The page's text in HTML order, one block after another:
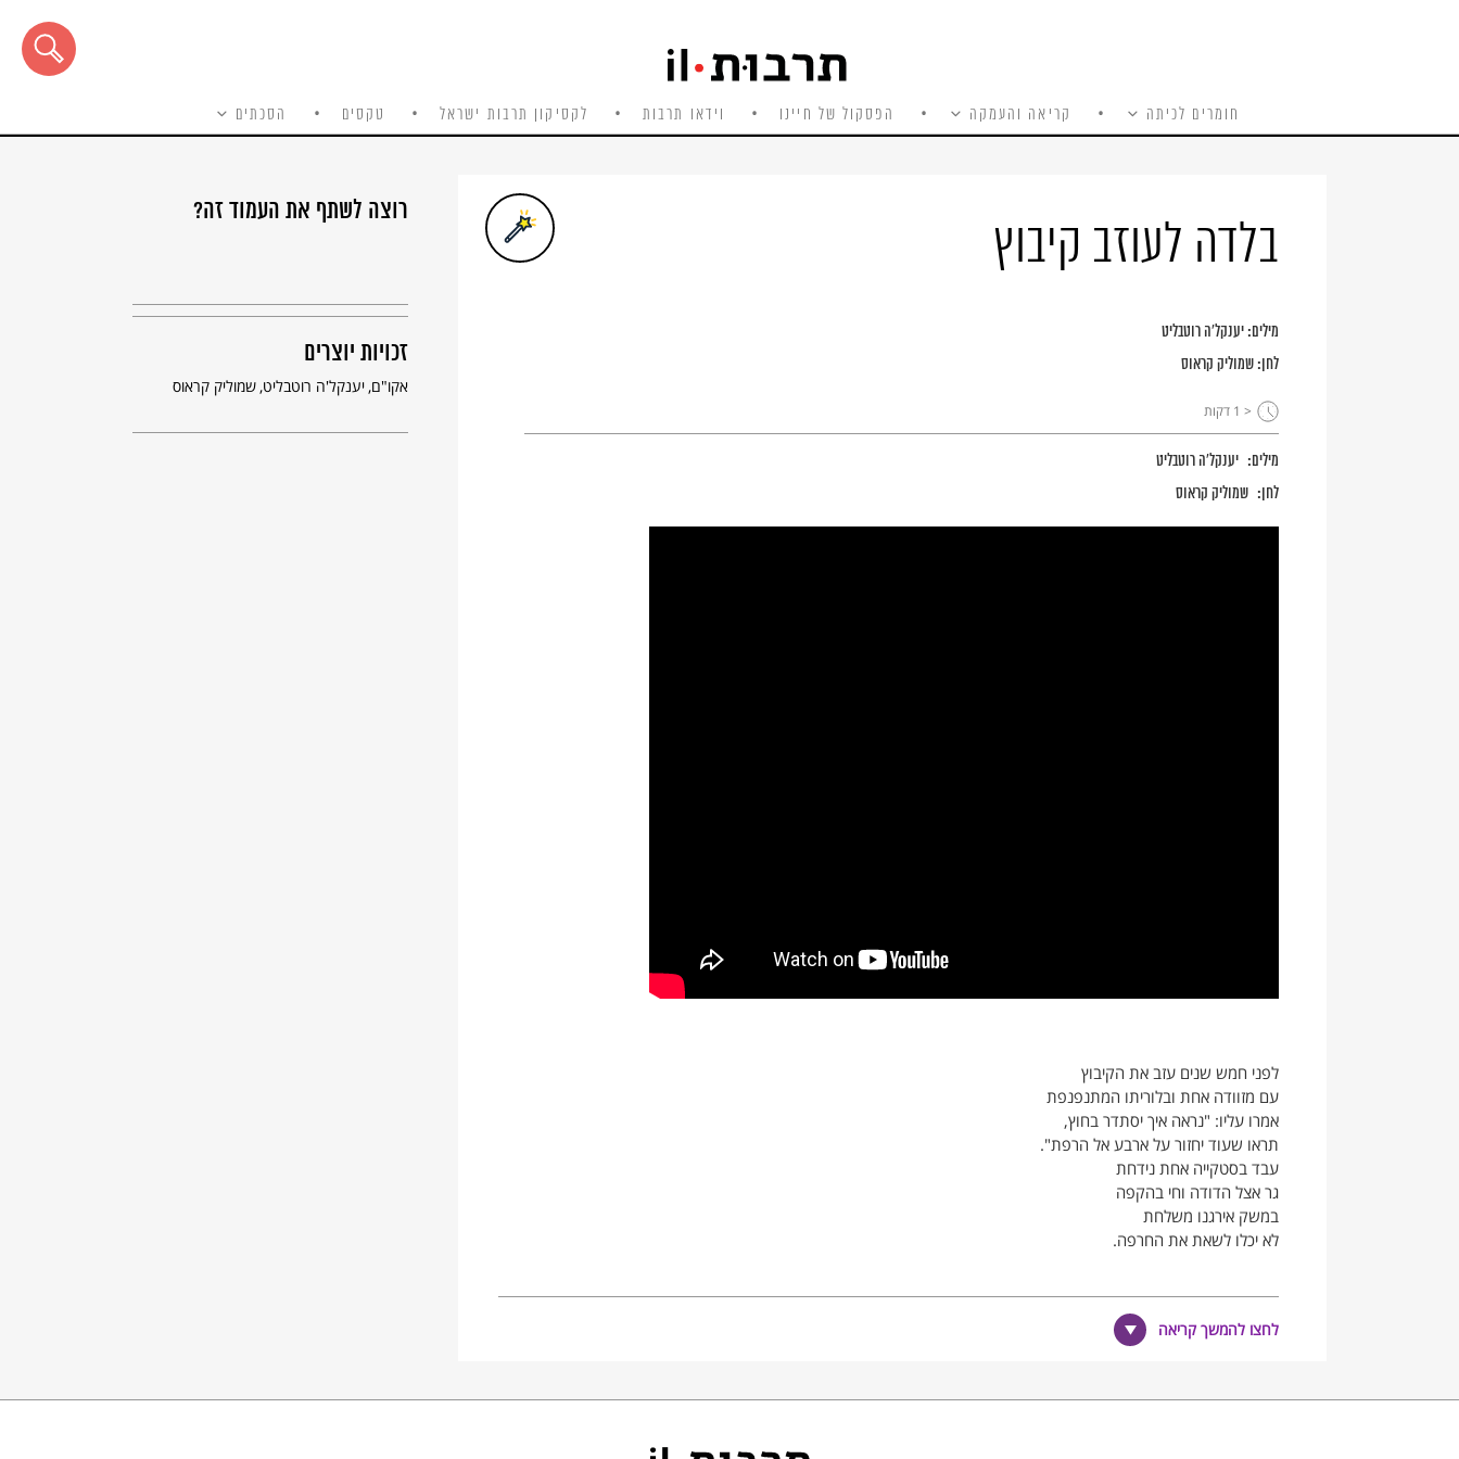
חומרים לכיתה קריאה והעמקה הפסקול של חיינו וידאו תרבות לקסיקון תרבות ישראל טקסים הסכתים
בלדה לעוזב קיבוץ
מילים:יענקל'ה רוטבליט
לחן:שמוליק קראוס
< 1 דקות
מילים: יענקל'ה רוטבליט
לחן: שמוליק קראוס
לפני חמש שנים עזב את הקיבוץ
עם מזוודה אחת ובלוריתו המתנפנפת
אמרו עליו: "נראה איך יסתדר בחוץ,
תראו שעוד יחזור על ארבע אל הרפת".
עבד בסטקייה אחת נידחת
גר אצל הדודה וחי בהקפה
במשק אירגנו משלחת
לא יכלו לשאת את החרפה.
פעם ביובל הגיע לביקור
היה חומק בשביל, ועם הוריו יושב בחדר
לחצו להמשך קריאה
רוצה לשתף את העמוד זה?
זכויות יוצרים
אקו"ם יענקל'ה רוטבליט שמוליק קראוס